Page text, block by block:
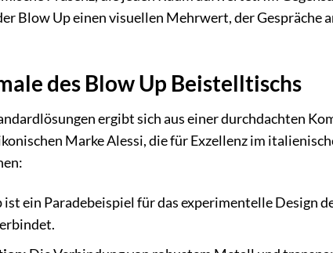
Blow Up einen visuellen Mehrwert, der Gespräche
des Blow Up Beistelltischs
ergibt sich aus einer durchdachten
Marke Alessi, die für Exzellenz im
ist ein Paradebeispiel für das experimentelle Design